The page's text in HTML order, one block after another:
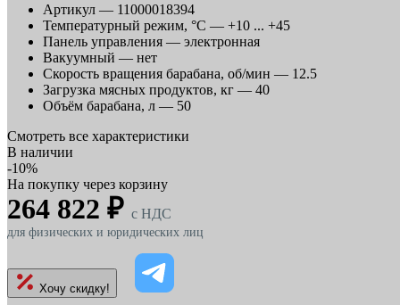
Артикул — 11000018394
Температурный режим, °C — +10 ... +45
Панель управления — электронная
Вакуумный — нет
Скорость вращения барабана, об/мин — 12.5
Загрузка мясных продуктов, кг — 40
Объём барабана, л — 50
Смотреть все характеристики
В наличии
-10%
На покупку через корзину
264 822 ₽ c НДС
для физических и юридических лиц
Хочу скидку!